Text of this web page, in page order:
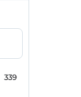
88
339